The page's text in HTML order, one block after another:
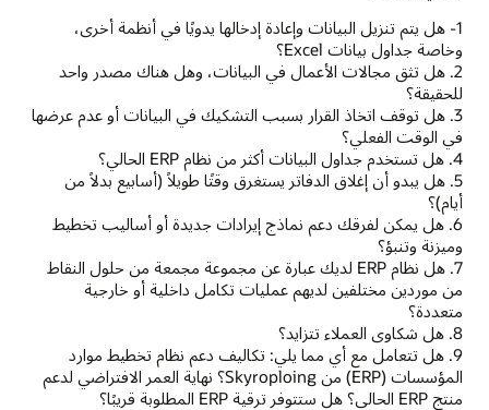
1- هل يتم تنزيل البيانات وإعادة إدخالها يدويًا في أنظمة أخرى،
وخاصة جداول بيانات Excel؟
2. هل تثق مجالات الأعمال في البيانات، وهل هناك مصدر واحد
للحقيقة؟
3. هل توقف اتخاذ القرار بسبب التشكيك في البيانات أو عدم عرضها
في الوقت الفعلي؟
4. هل تستخدم جداول البيانات أكثر من نظام ERP الحالي؟
5. هل يبدو أن إغلاق الدفاتر يستغرق وقتًا طويلاً (أسابيع بدلاً من
أيام)؟
6. هل يمكن لفرقك دعم نماذج إيرادات جديدة أو أساليب تخطيط
وميزنة وتنبؤ؟
7. هل نظام ERP لديك عبارة عن مجموعة مجمعة من حلول النقاط
من موردين مختلفين لديهم عمليات تكامل داخلية أو خارجية
متعددة؟
8. هل شكاوى العملاء تتزايد؟
9. هل تتعامل مع أي مما يلي: تكاليف دعم نظام تخطيط موارد
المؤسسات (ERP) من Skyroploing؟ نهاية العمر الافتراضي لدعم
منتج ERP الحالي؟ هل ستتوفر ترقية ERP المطلوبة قريبًا؟